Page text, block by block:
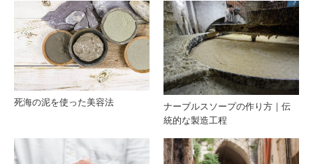
違い
は？
歴史
る？
注意
点ま
とめ
死海の泥を使った美容法
ナーブルスソープの作り方｜伝
統的な製造工程